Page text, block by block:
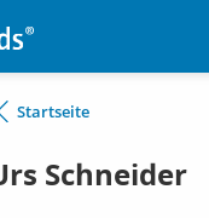
Startseite
Schneider